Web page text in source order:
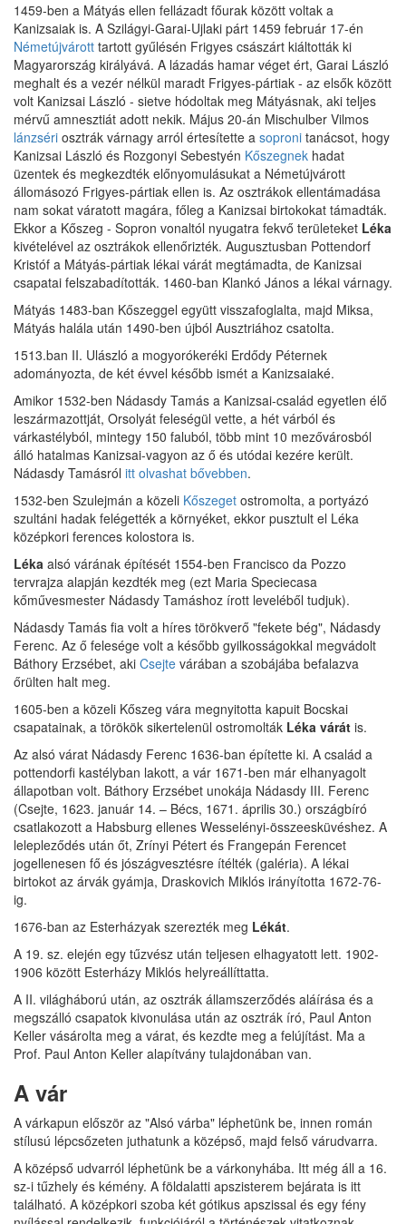
1459-ben a Mátyás ellen fellázadt főurak között voltak a
Kanizsaiak is. A Szilágyi-Garai-Ujlaki párt 1459 február 17-én
Németújvárott tartott gyűlésén Frigyes császárt kiáltották ki
Magyarország királyává. A lázadás hamar véget ért, Garai László
meghalt és a vezér nélkül maradt Frigyes-pártiak - az elsők között
volt Kanizsai László - sietve hódoltak meg Mátyásnak, aki teljes
mérvű amnesztiát adott nekik. Május 20-án Mischulber Vilmos
lánzséri osztrák várnagy arról értesítette a soproni tanácsot, hogy
Kanizsai László és Rozgonyi Sebestyén Kőszegnek hadat
üzentek és megkezdték előnyomulásukat a Németújvárott
állomásozó Frigyes-pártiak ellen is. Az osztrákok ellentámadása
nam sokat váratott magára, főleg a Kanizsai birtokokat támadták.
Ekkor a Kőszeg - Sopron vonaltól nyugatra fekvő területeket Léka
kivételével az osztrákok ellenőrizték. Augusztusban Pottendorf
Kristóf a Mátyás-pártiak lékai várát megtámadta, de Kanizsai
csapatai felszabadították. 1460-ban Klankó János a lékai várnagy.
Mátyás 1483-ban Kőszeggel együtt visszafoglalta, majd Miksa,
Mátyás halála után 1490-ben újból Ausztriához csatolta.
1513.ban II. Ulászló a mogyorókeréki Erdődy Péternek
adományozta, de két évvel később ismét a Kanizsaiaké.
Amikor 1532-ben Nádasdy Tamás a Kanizsai-család egyetlen élő
leszármazottját, Orsolyát feleségül vette, a hét várból és
várkastélyból, mintegy 150 faluból, több mint 10 mezővárosból
álló hatalmas Kanizsai-vagyon az ő és utódai kezére került.
Nádasdy Tamásról itt olvashat bővebben.
1532-ben Szulejmán a közeli Kőszeget ostromolta, a portyázó
szultáni hadak felégették a környéket, ekkor pusztult el Léka
középkori ferences kolostora is.
Léka alsó várának építését 1554-ben Francisco da Pozzo
tervrajza alapján kezdték meg (ezt Maria Speciecasa
kőművesmester Nádasdy Tamáshoz írott leveléből tudjuk).
Nádasdy Tamás fia volt a híres törökverő "fekete bég", Nádasdy
Ferenc. Az ő felesége volt a később gyilkosságokkal megvádolt
Báthory Erzsébet, aki Csejte várában a szobájába befalazva
őrülten halt meg.
1605-ben a közeli Kőszeg vára megnyitotta kapuit Bocskai
csapatainak, a törökök sikertelenül ostromolták Léka várát is.
Az alsó várat Nádasdy Ferenc 1636-ban építette ki. A család a
pottendorfi kastélyban lakott, a vár 1671-ben már elhanyagolt
állapotban volt. Báthory Erzsébet unokája Nádasdy III. Ferenc
(Csejte, 1623. január 14. – Bécs, 1671. április 30.) országbíró
csatlakozott a Habsburg ellenes Wesselényi-összeesküvéshez. A
lelepleződés után őt, Zrínyi Pétert és Frangepán Ferencet
jogellenesen fő és jószágvesztésre ítélték (galéria). A lékai
birtokot az árvák gyámja, Draskovich Miklós irányította 1672-76-
ig.
1676-ban az Esterházyak szerezték meg Lékát.
A 19. sz. elején egy tűzvész után teljesen elhagyatott lett. 1902-
1906 között Esterházy Miklós helyreállíttatta.
A II. világháború után, az osztrák államszerződés aláírása és a
megszálló csapatok kivonulása után az osztrák író, Paul Anton
Keller vásárolta meg a várat, és kezdte meg a felújítást. Ma a
Prof. Paul Anton Keller alapítvány tulajdonában van.
A vár
A várkapun először az "Alsó várba" léphetünk be, innen román
stílusú lépcsőzeten juthatunk a középső, majd felső várudvarra.
A középső udvarról léphetünk be a várkonyhába. Itt még áll a 16.
sz-i tűzhely és kémény. A földalatti apszisterem bejárata is itt
található. A középkori szoba két gótikus apszissal és egy fény